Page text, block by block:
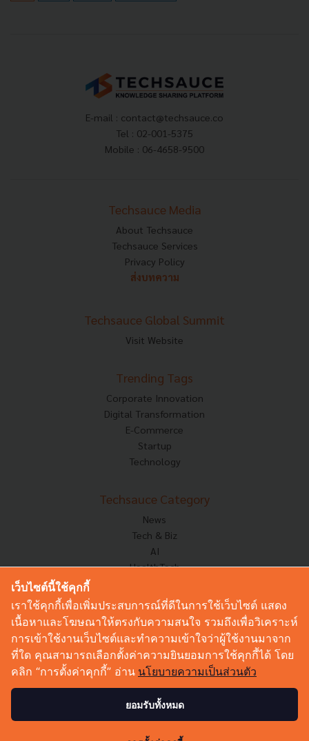
E-mail : contact@techsauce.co
Tel : 02-001-5375
Mobile : 06-4658-9500
Techsauce Media
About Techsauce
Techsauce Services
Privacy Policy
ส่งบทความ
Techsauce Global Summit
Visit Website
Trending Tags
Corporate Innovation
Digital Transformation
E-Commerce
Startup
Technology
Techsauce Category
News
Tech & Biz
AI
HealthTech
Corp Innov
Saucy Thoughts
Sustainable
Videos
Podcast
เว็บไซต์นี้ใช้คุกกี้
เราใช้คุกกี้เพื่อเพิ่มประสบการณ์ที่ดีในการใช้เว็บไซต์ แสดง
เนื้อหาและโฆษณาให้ตรงกับความสนใจ รวมถึงเพื่อวิเคราะห์
การเข้าใช้งานเว็บไซต์และทำความเข้าใจว่าผู้ใช้งานมาจาก
ที่ใด คุณสามารถเลือกตั้งค่าความยินยอมการใช้คุกกี้ได้ โดย
คลิก “การตั้งค่าคุกกี้” อ่าน นโยบายความเป็นส่วนตัว
ยอมรับทั้งหมด